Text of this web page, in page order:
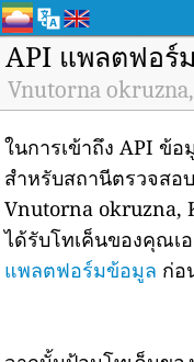
API แพลตฟอร์
Vnutorna
ในการเข้าถึง API ข้
สำหรับสถานีตรวจส
Vnutorna okruzna,
ได้รับโทเค็นของคุณเ
แพลตฟอร์มข้อมูล ก่อ